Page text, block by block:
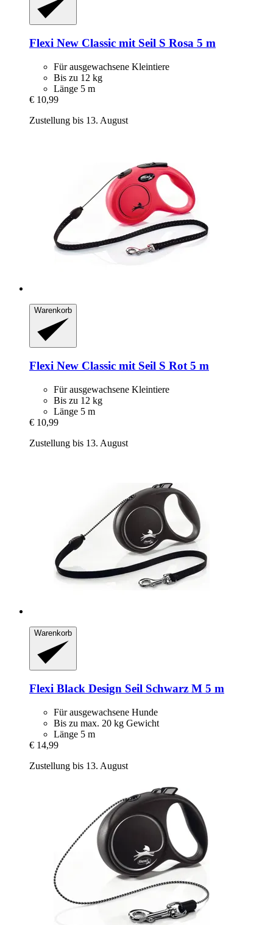
Flexi New Classic mit Seil S Rosa 5 m
Für ausgewachsene Kleintiere
Bis zu 12 kg
Länge 5 m
€ 10,99
Zustellung bis 13. August
Warenkorb
Flexi New Classic mit Seil S Rot 5 m
Für ausgewachsene Kleintiere
Bis zu 12 kg
Länge 5 m
€ 10,99
Zustellung bis 13. August
Warenkorb
Flexi Black Design Seil Schwarz M 5 m
Für ausgewachsene Hunde
Bis zu max. 20 kg Gewicht
Länge 5 m
€ 14,99
Zustellung bis 13. August